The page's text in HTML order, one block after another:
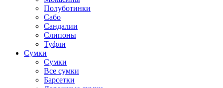
Полуботинки
Сабо
Сандалии
Слипоны
Туфли
Сумки
Сумки
Все сумки
Барсетки